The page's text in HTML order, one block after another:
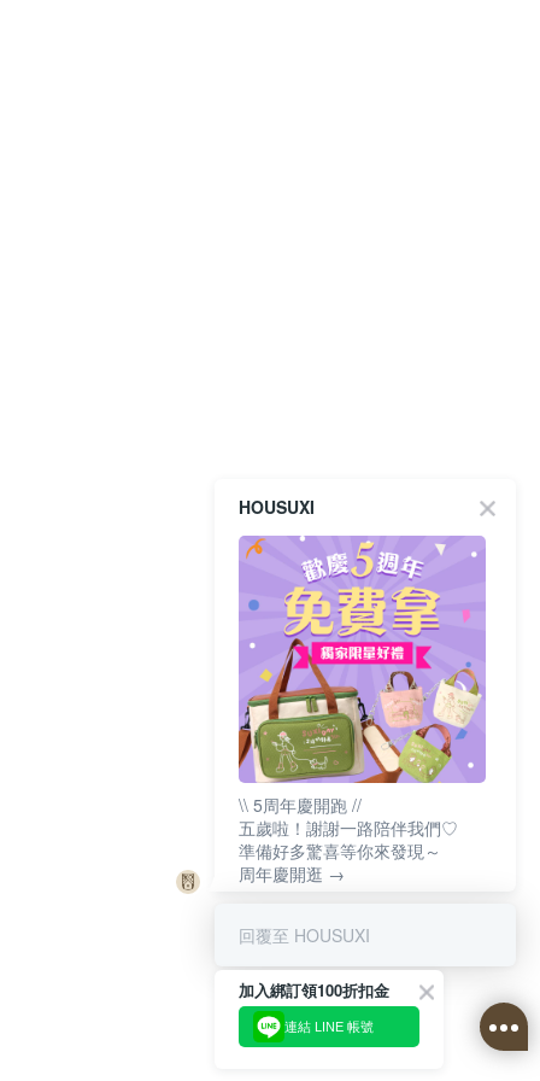
HOUSUXI
\\ 5周年慶開跑 //
五歲啦！謝謝一路陪伴我們♡
準備好多驚喜等你來發現～
周年慶開逛 →
回覆至 HOUSUXI
加入綁訂領100折扣金
連結 LINE 帳號